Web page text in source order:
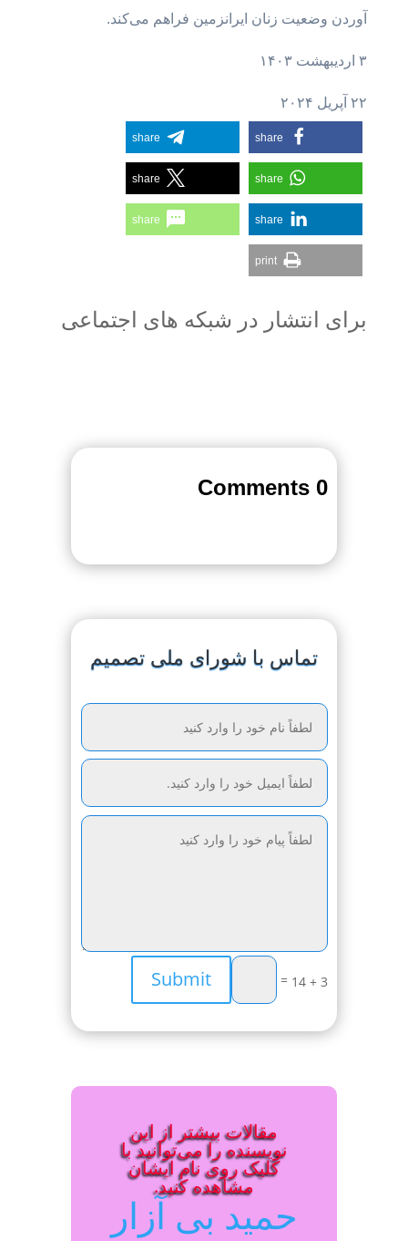
آوردن وضعیت زنان ایرانزمین فراهم می‌کند.
۳ اردیبهشت ۱۴۰۳
۲۲ آپریل ۲۰۲۴
share
share
share
share
share
share
print
برای انتشار در شبکه های اجتماعی
0 Comments
تماس با شورای ملی تصمیم
3 + 14
=
Submit
مقالات بیشتر از این
نویسنده را می‌توانید با
کلیک روی نام ایشان
مشاهده کنید.
حمید بی آزار